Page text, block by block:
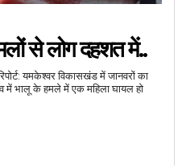
से लोग दहशत में..
में भालू के हमले में एक महिला घायल हो